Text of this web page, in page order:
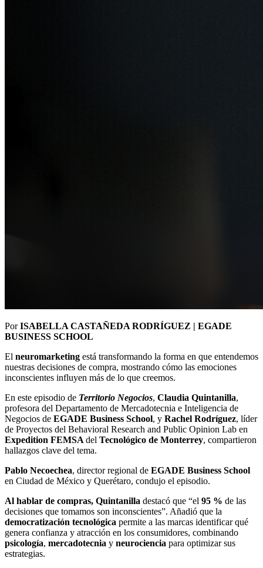
PorISABELLA CASTAÑEDA RODRÍGUEZ | EGADE
BUSINESS SCHOOL
El neuromarketing está transformando la forma en que entendemos
nuestras decisiones de compra, mostrando cómo las emociones
inconscientes influyen más de lo que creemos.
En este episodio de Territorio Negocios, Claudia Quintanilla,
profesora del Departamento de Mercadotecnia e Inteligencia de
Negocios de EGADE Business School, y Rachel Rodríguez, líder
de Proyectos del Behavioral Research and Public Opinion Lab en
Expedition FEMSAdel Tecnológico de Monterrey, compartieron
hallazgos clave del tema.
Pablo Necoechea, director regional de EGADE Business School
en Ciudad de México y Querétaro, condujo el episodio.
Al hablar de compras, Quintanilla destacó que “el 95 % de las
decisiones que tomamos son inconscientes”. Añadió que la
democratización tecnológica permite a las marcas identificar qué
genera confianza y atracción en los consumidores, combinando
psicología, mercadotecnia y neurociencia para optimizar sus
estrategias.